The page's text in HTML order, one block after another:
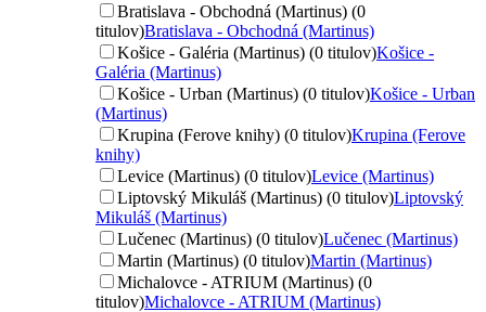
Bratislava - Obchodná (Martinus) (0
titulov)Bratislava - Obchodná (Martinus)
Košice - Galéria (Martinus) (0 titulov)Košice -
Galéria (Martinus)
Košice - Urban (Martinus) (0 titulov)Košice - Urban
(Martinus)
Krupina (Ferove knihy) (0 titulov)Krupina (Ferove
knihy)
Levice (Martinus) (0 titulov)Levice (Martinus)
Liptovský Mikuláš (Martinus) (0 titulov)Liptovský
Mikuláš (Martinus)
Lučenec (Martinus) (0 titulov)Lučenec (Martinus)
Martin (Martinus) (0 titulov)Martin (Martinus)
Michalovce - ATRIUM (Martinus) (0
titulov)Michalovce - ATRIUM (Martinus)